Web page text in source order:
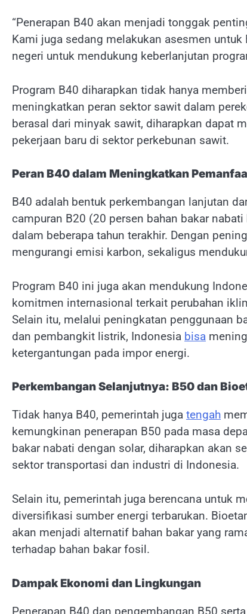
“Penerapan B40 akan menjadi tonggak
Kami juga sedang melakukan asesmen
negeri untuk mendukung keberlanjutan
Program B40 diharapkan tidak hanya
meningkatkan peran sektor sawit dalam
berasal dari minyak sawit, diharapkan dapat
pekerjaan baru di sektor perkebunan sawit.
Peran B40 dalam Meningkatkan
B40 adalah bentuk perkembangan lanjutan
campuran B20 (20 persen bahan bakar
dalam beberapa tahun terakhir. Dengan
mengurangi emisi karbon, sekaligus
Program B40 ini juga akan mendukung
komitmen internasional terkait perubahan
Selain itu, melalui peningkatan penggunaan
dan pembangkit listrik, Indonesia bisa
ketergantungan pada impor energi.
Perkembangan Selanjutnya: B50 dan
Tidak hanya B40, pemerintah juga tengah
kemungkinan penerapan B50 pada masa
bakar nabati dengan solar, diharapkan akan
sektor transportasi dan industri di Indonesia.
Selain itu, pemerintah juga berencana untuk
diversifikasi sumber energi terbarukan.
akan menjadi alternatif bahan bakar yang
terhadap bahan bakar fosil.
Dampak Ekonomi dan Lingkungan
Penerapan B40 dan pengembangan B50